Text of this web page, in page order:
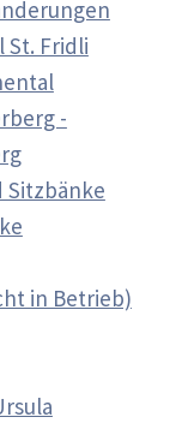
St. Fridli
-
Sitzbänke
in Betrieb)